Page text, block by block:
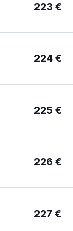
223 €
224 €
225 €
226 €
227 €